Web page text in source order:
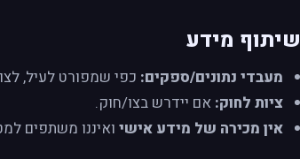
שיתוף מידע
מעבדי נתונים/ספקים: כפי שמפורט לעיל,
ציות לחוק: אם יידרש בצו/חוק.
אין מכירה של מידע אישי ואיננו משתפים